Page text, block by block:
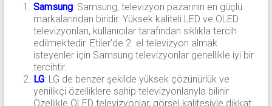
Samsung:Samsung, televizyon pazarının en güçlü
markalarından biridir. Yüksek kaliteli LED ve OLED
televizyonları, kullanıcılar tarafından sıklıkla tercih
edilmektedir. Etiler’de 2. el televizyon almak
isteyenler için Samsung televizyonlar genellikle iyi bir
tercihtir.
LG:LG de benzer şekilde yüksek çözünürlük ve
yenilikçi özelliklere sahip televizyonlarıyla bilinir.
Özellikle OLED televizyonlar, görsel kalitesiyle dikkat